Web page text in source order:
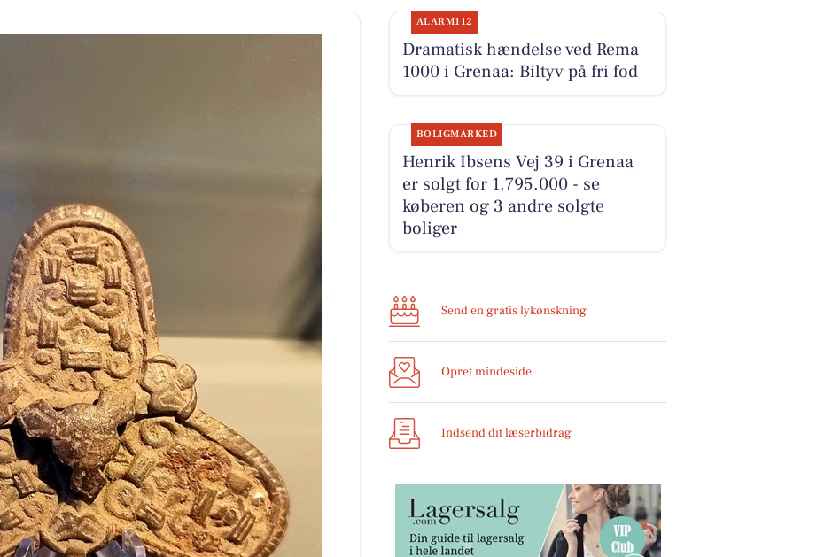
ALARM112
Dramatisk hændelse ved Rema
1000 i Grenaa: Biltyv på fri fod
BOLIGMARKED
Henrik Ibsens Vej 39 i Grenaa
er solgt for 1.795.000 - se
køberen og 3 andre solgte
boliger
Send en gratis lykønskning
Opret mindeside
Indsend dit læserbidrag